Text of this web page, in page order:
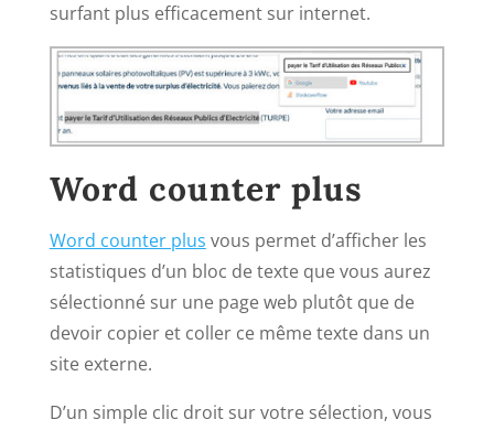
surfant plus efficacement sur internet.
Word counter plus
Word counter plus vous permet d’afficher les
statistiques d’un bloc de texte que vous aurez
sélectionné sur une page web plutôt que de
devoir copier et coller ce même texte dans un
site externe.
D’un simple clic droit sur votre sélection, vous